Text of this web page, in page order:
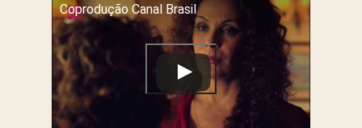
Coprodução Canal Brasil